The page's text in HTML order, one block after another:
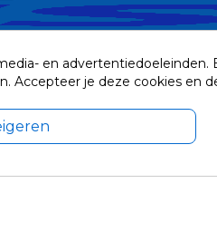
©
en
je deze cookies en